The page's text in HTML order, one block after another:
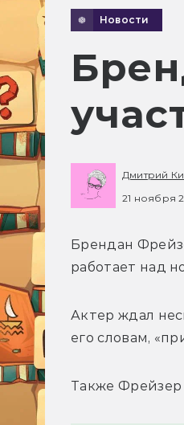
Новости
Дмитрий
21 ноября
Брендан
работает над
Актер ждал
его словам,
Также